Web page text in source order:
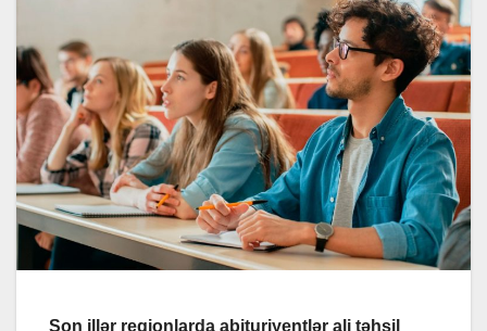
Son illər regionlarda abituriyentlər ali təhsil